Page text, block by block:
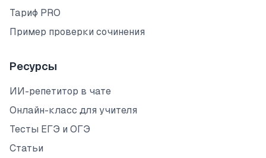
Тариф PRO
Пример проверки сочинения
Ресурсы
ИИ-репетитор в чате
Онлайн-класс для учителя
Тесты ЕГЭ и ОГЭ
Статьи